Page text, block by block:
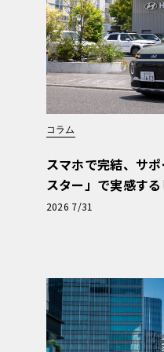
コラム
スマホで完結、サ
スター」で実感す
【第1回・ヒョンデ
2026 7/31